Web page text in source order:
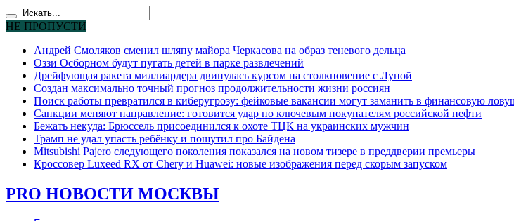
НЕ ПРОПУСТИ
Андрей Смоляков сменил шляпу майора Черкасова на образ теневого дельца
Оззи Осборном будут пугать детей в парке развлечений
Дрейфующая ракета миллиардера двинулась курсом на столкновение с Луной
Создан максимально точный прогноз продолжительности жизни россиян
Поиск работы превратился в киберугрозу: фейковые вакансии могут заманить в финансовую
Санкции меняют направление: готовится удар по ключевым покупателям российской нефти
Бежать некуда: Брюссель присоединился к охоте ТЦК на украинских мужчин
Трамп не удал упасть ребёнку и пошутил про Байдена
Mitsubishi Pajero следующего поколения показался на новом тизере в преддверии премьеры
Кроссовер Luxeed RX от Chery и Huawei: новые изображения перед скорым запуском
PRO НОВОСТИ МОСКВЫ